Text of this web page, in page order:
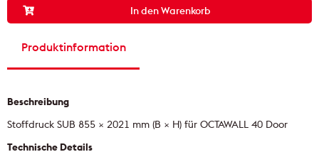
In den Warenkorb
Produktinformation
Beschreibung
Stoffdruck SUB 855 × 2021 mm (B × H) für OCTAWALL 40 Door
Technische Details